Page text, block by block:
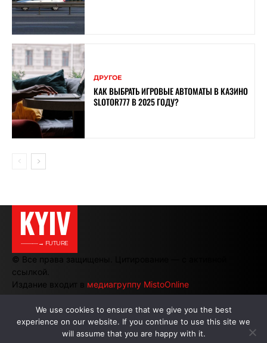
ДРУГОЕ
КАК ВЫБРАТЬ ИГРОВЫЕ АВТОМАТЫ В КАЗИНО
SLOTOR777 В 2025 ГОДУ?
KYIV
———→ FUTURE
© Все права защищены. Цитирование — с активной
ссылкой.
Издание входит в медиагруппу MistoOnline
АВТОРЫ | РЕКЛАМА НА САЙТЕ
We use cookies to ensure that we give you the best
experience on our website. If you continue to use this site we
will assume that you are happy with it.